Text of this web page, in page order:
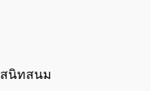
สนิทสนม